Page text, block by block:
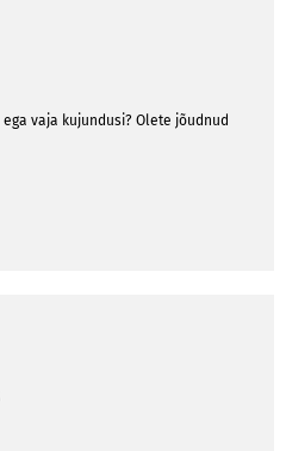
vaja kujundusi? Olete jõudnud